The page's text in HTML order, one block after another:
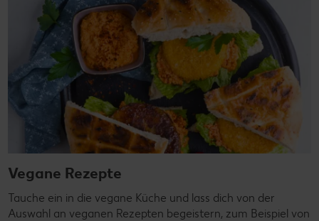
Vegane Rezepte
Tauche ein in die vegane Küche und lass dich von der
Auswahl an veganen Rezepten begeistern, zum Beispiel von